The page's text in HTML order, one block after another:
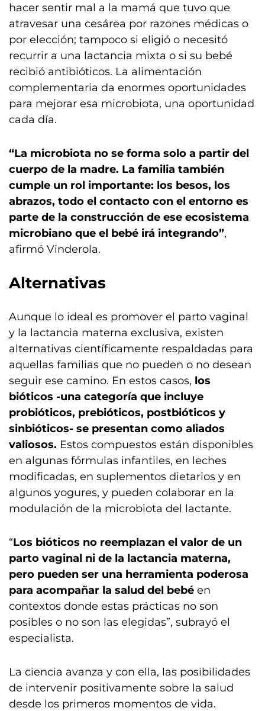
hacer sentir mal a la mamá que tuvo que
atravesar una cesárea por razones médicas o
por elección; tampoco si eligió o necesitó
recurrir a una lactancia mixta o si su bebé
recibió antibióticos. La alimentación
complementaria da enormes oportunidades
para mejorar esa microbiota, una oportunidad
cada día.
“La microbiota no se forma solo a partir del
cuerpo de la madre. La familia también
cumple un rol importante: los besos, los
abrazos, todo el contacto con el entorno es
parte de la construcción de ese ecosistema
microbiano que el bebé irá integrando”,
afirmó Vinderola.
Alternativas
Aunque lo ideal es promover el parto vaginal
y la lactancia materna exclusiva, existen
alternativas científicamente respaldadas para
aquellas familias que no pueden o no desean
seguir ese camino. En estos casos, los
bióticos -una categoría que incluye
probióticos, prebióticos, postbióticos y
sinbióticos- se presentan como aliados
valiosos. Estos compuestos están disponibles
en algunas fórmulas infantiles, en leches
modificadas, en suplementos dietarios y en
algunos yogures, y pueden colaborar en la
modulación de la microbiota del lactante.
“Los bióticos no reemplazan el valor de un
parto vaginal ni de la lactancia materna,
pero pueden ser una herramienta poderosa
para acompañar la salud del bebé en
contextos donde estas prácticas no son
posibles o no son las elegidas”, subrayó el
especialista.
La ciencia avanza y con ella, las posibilidades
de intervenir positivamente sobre la salud
desde los primeros momentos de vida.